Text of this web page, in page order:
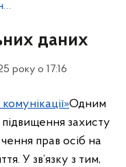
Дотримання прав людини та ґендерної політики
даних
року о 17:16
Одним
підвищення захисту
прав осіб на
У зв’язку з тим,